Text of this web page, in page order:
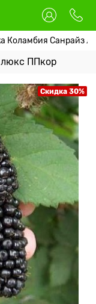
Коламбия Санрайз
ППкор
Скидка 30%